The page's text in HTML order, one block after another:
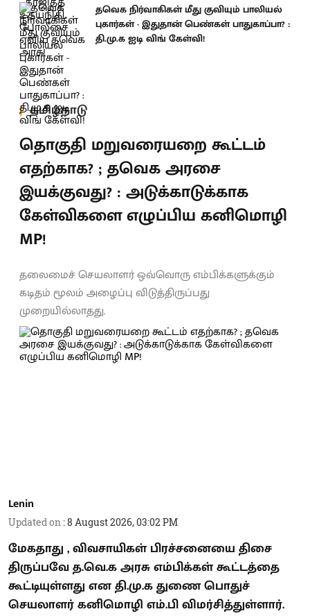
தவெக நிர்வாகிகள் மீது குவியும் பாலியல்
புகார்கள் - இதுதான் பெண்கள் பாதுகாப்பா? :
தி.மு.க ஐடி விங் கேள்வி!
தமிழ்நாடு
தொகுதி மறுவரையறை கூட்டம்
எதற்காக? ; தவெக அரசை
இயக்குவது? : அடுக்காடுக்காக
கேள்விகளை எழுப்பிய கனிமொழி
MP!
தலைமைச் செயலாளர் ஒவ்வொரு எம்பிக்களுக்கும்
கடிதம் மூலம் அழைப்பு விடுத்திருப்பது
முறையில்லாதது.
Lenin
Updated on :8 August 2026, 03:02 PM
மேகதாது , விவசாயிகள் பிரச்சனையை திசை
திருப்பவே த.வெ.க அரசு எம்பிக்கள் கூட்டத்தை
கூட்டியுள்ளது என தி.மு.க துணை பொதுச்
செயலாளர் கனிமொழி எம்.பி விமர்சித்துள்ளார்.